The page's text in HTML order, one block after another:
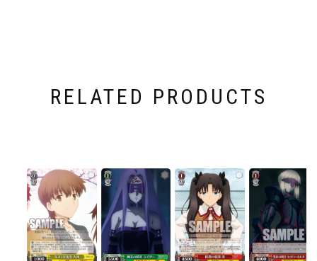
RELATED PRODUCTS